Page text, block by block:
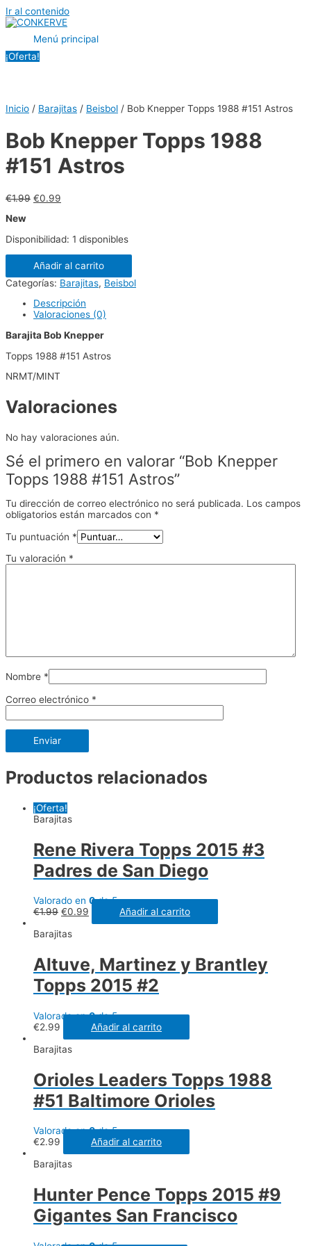
Ir al contenido
Menú principal
¡Oferta!
Inicio / Barajitas / Beisbol / Bob Knepper Topps 1988 #151 Astros
Bob Knepper Topps 1988
#151 Astros
€1.99 €0.99
New
Disponibilidad: 1 disponibles
Añadir al carrito
Categorías: Barajitas, Beisbol
Descripción
Valoraciones (0)
Barajita Bob Knepper
Topps 1988 #151 Astros
NRMT/MINT
Valoraciones
No hay valoraciones aún.
Sé el primero en valorar “Bob Knepper
Topps 1988 #151 Astros”
Tu dirección de correo electrónico no será publicada. Los campos
obligatorios están marcados con *
Tu puntuación *
Tu valoración *
Nombre *
Correo electrónico *
Productos relacionados
¡Oferta!
Barajitas
Rene Rivera Topps 2015 #3
Padres de San Diego
Valorado en 0de 5
€1.99 €0.99
Añadir al carrito
Barajitas
Altuve, Martinez y Brantley
Topps 2015 #2
Valorado en0de 5
€2.99
Añadir al carrito
Barajitas
Orioles Leaders Topps 1988
#51 Baltimore Orioles
Valorado en0de 5
€2.99
Añadir al carrito
Barajitas
Hunter Pence Topps 2015 #9
Gigantes San Francisco